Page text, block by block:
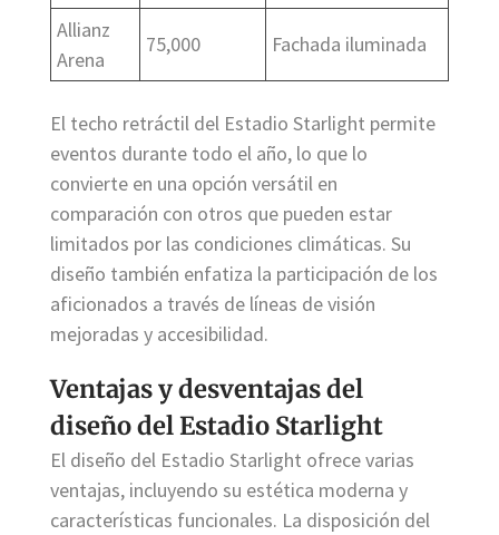
Allianz
Arena
75,000 Fachada iluminada
El techo retráctil del Estadio Starlight permite
eventos durante todo el año, lo que lo
convierte en una opción versátil en
comparación con otros que pueden estar
limitados por las condiciones climáticas. Su
diseño también enfatiza la participación de los
aficionados a través de líneas de visión
mejoradas y accesibilidad.
Ventajas y desventajas del
diseño del Estadio Starlight
El diseño del Estadio Starlight ofrece varias
ventajas, incluyendo su estética moderna y
características funcionales. La disposición del